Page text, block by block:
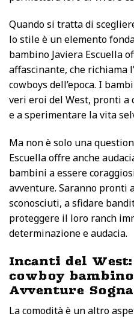
Quando si tratta di
lo stile è un elemento
bambino Javiera Escuella
affascinante, che richiama
cowboys dell’epoca. I
veri eroi del West, pronti a
e a sperimentare la vita
Ma non è solo una
Escuella offre anche
bambini a essere
avventure. Saranno pronti
sconosciuti, a sfidare
proteggere il loro ranch
determinazione e audacia.
Incanti del
cowboy
Avventure
La comodità è un altro